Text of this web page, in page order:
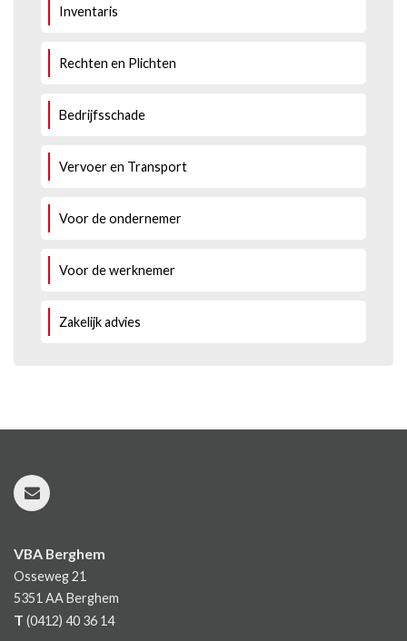
Inventaris
Rechten en Plichten
Bedrijfsschade
Vervoer en Transport
Voor de ondernemer
Voor de werknemer
Zakelijk advies
VBA Berghem
Osseweg 21
5351 AABerghem
T (0412) 40 36 14